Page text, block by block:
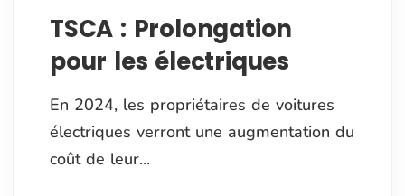
TSCA : Prolongation
pour les électriques
En 2024, les propriétaires de voitures
électriques verront une augmentation du
coût de leur...